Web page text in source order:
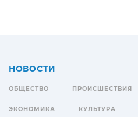
НОВОСТИ
ОБЩЕСТВО ПРОИСШЕСТВИЯ
ЭКОНОМИКА КУЛЬТУРА